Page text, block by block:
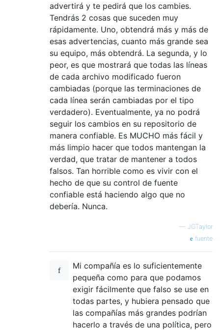
advertirá y te pedirá que los cambies.
Tendrás 2 cosas que suceden muy
rápidamente. Uno, obtendrá más y más de
esas advertencias, cuanto más grande sea
su equipo, más obtendrá. La segunda, y lo
peor, es que mostrará que todas las líneas
de cada archivo modificado fueron
cambiadas (porque las terminaciones de
cada línea serán cambiadas por el tipo
verdadero). Eventualmente, ya no podrá
seguir los cambios en su repositorio de
manera confiable. Es MUCHO más fácil y
más limpio hacer que todos mantengan la
verdad, que tratar de mantener a todos
falsos. Tan horrible como es vivir con el
hecho de que su control de fuente
confiable está haciendo algo que no
debería. Nunca.
— JGTaylor
fuente
Mi compañía es lo suficientemente
pequeña como para que podamos
exigir fácilmente que falso se use en
todas partes, y hubiera pensado que
las compañías más grandes podrían
hacerlo a través de una política, pero